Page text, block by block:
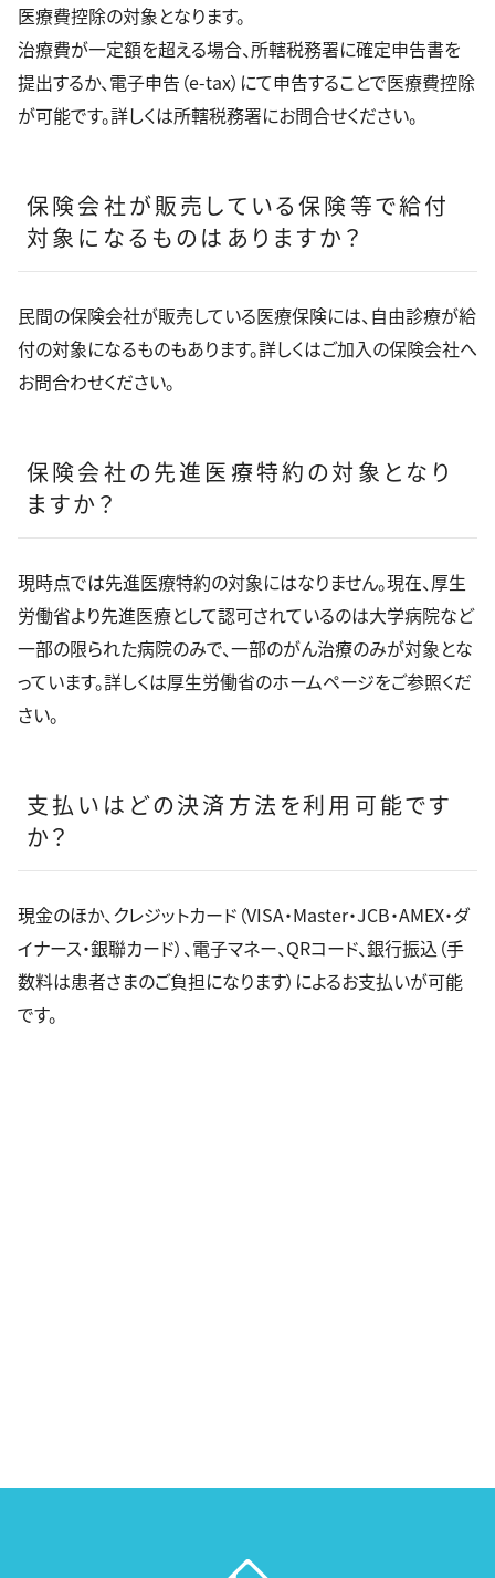
医療費控除の対象となります。
治療費が一定額を超える場合、所轄税務署に確定申告書を
提出するか、電子申告（e-tax）にて申告することで医療費控除
が可能です。詳しくは所轄税務署にお問合せください。
保険会社が販売している保険等で給付
対象になるものはありますか？
民間の保険会社が販売している医療保険には、自由診療が給
付の対象になるものもあります。詳しくはご加入の保険会社へ
お問合わせください。
保険会社の先進医療特約の対象となり
ますか？
現時点では先進医療特約の対象にはなりません。現在、厚生
労働省より先進医療として認可されているのは大学病院など
一部の限られた病院のみで、一部のがん治療のみが対象とな
っています。詳しくは厚生労働省のホームページをご参照くだ
さい。
支払いはどの決済方法を利用可能です
か？
現金のほか、クレジットカード（VISA・Master・JCB・AMEX・ダ
イナース・銀聯カード）、電子マネー、QRコード、銀行振込（手
数料は患者さまのご負担になります）によるお支払いが可能
です。